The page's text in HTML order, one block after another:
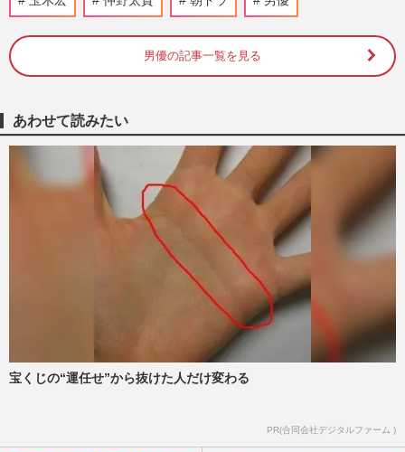
今週発売『週刊女性』2/10号の表紙と中身
はコチラ！
週刊女性本誌からのお知らせ 2026/1/27
三谷幸喜ドラマ『もしがく』が裏番組に全
敗、秋ドラマ“大物脚本家のオワコン化“と
新人抜擢作品が好調な背…
週刊女性PRIME
佐野勇斗が劇場版『トリリオンゲーム』に
出演、共演のSnowMan目黒蓮との記念す
べき“最初の食事”は牛丼店
週刊女性2025年2月18日・25日号
今週発売『週刊女性』2/18・25合併号の表
紙と中身はコチラ！
週刊女性本誌からのお知らせ
男優の記事一覧を見る
あわせて読みたい
宝くじの“運任せ”から抜けた人だけ変わる
PR(合同会社デジタルファーム )